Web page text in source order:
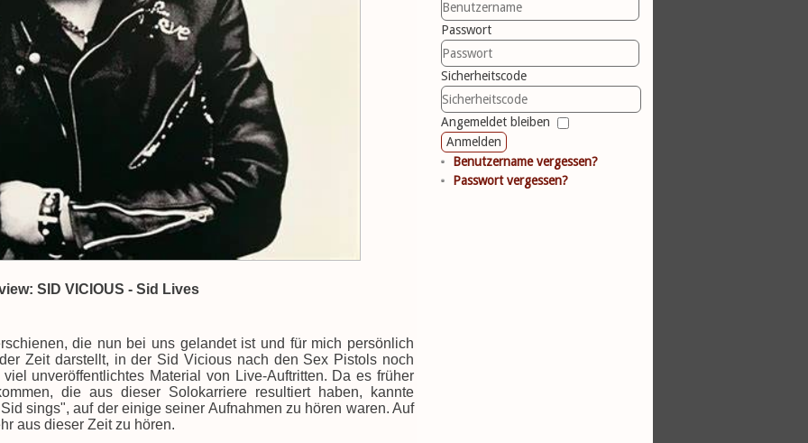
SID VICIOUS - Sid Lives
die nun bei uns gelandet ist und für mich persönlich
Zeit darstellt, in der Sid Vicious nach den Sex Pistols noch
unveröffentlichtes Material von Live-Auftritten. Da es früher
die aus dieser Solokarriere resultiert haben, kannte
sings", auf der einige seiner Aufnahmen zu hören waren. Auf
aus dieser Zeit zu hören.
Passwort
Sicherheitscode
Angemeldet bleiben
Anmelden
Benutzername vergessen?
Passwort vergessen?